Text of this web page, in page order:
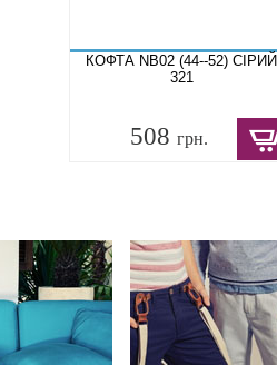
КОФТА NB02 (44--52) СІРИЙ
321
508 грн.